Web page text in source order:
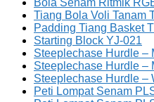
Bola Senam Ritmik
Tiang Bola Voli Tanam
Padding Tiang Basket
Starting Block YJ-021
Steeplechase Hurdle –
Steeplechase Hurdle –
Steeplechase Hurdle –
Peti Lompat Senam